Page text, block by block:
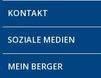
KONTAKT
Du hast eine Frage?
Filiale finden
SOZIALE MEDIEN
MEIN BERGER